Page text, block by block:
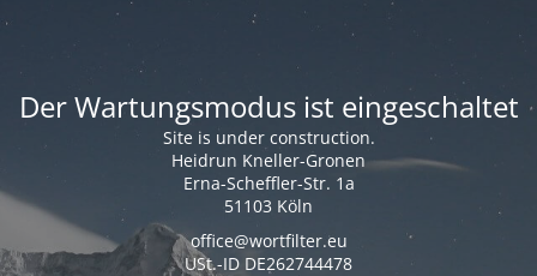
Der Wartungsmodus ist eingeschaltet
Site is under construction.
Heidrun Kneller-Gronen
Erna-Scheffler-Str. 1a
51103 Köln
office@wortfilter.eu
USt.-ID DE262744478